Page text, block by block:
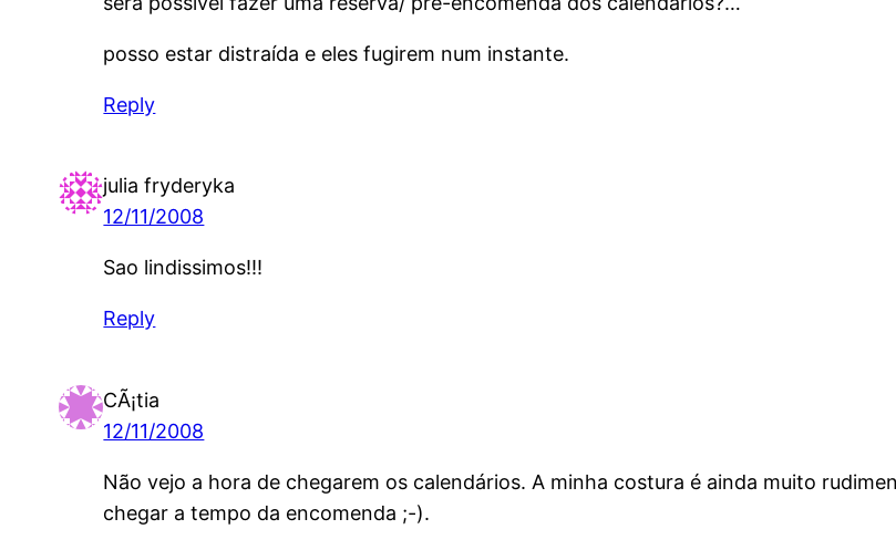
posso estar distraída e eles fugirem num instante.
Reply
julia fryderyka
12/11/2008
Sao lindissimos!!!
Reply
CÃ¡tia
12/11/2008
Não vejo a hora de chegarem os calendários. A minha costura é ainda muito
chegar a tempo da encomenda ;-).